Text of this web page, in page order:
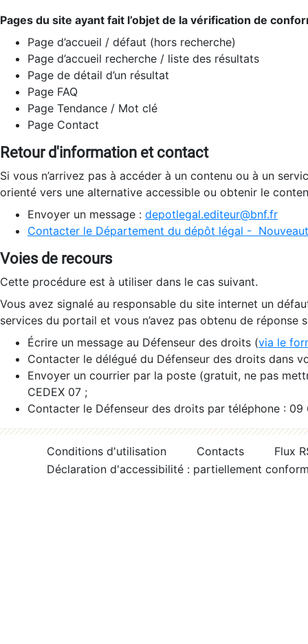
Pages du site ayant fait l’objet de la vérification de
Page d’accueil / défaut (hors recherche)
Page d’accueil recherche / liste des résultats
Page de détail d’un résultat
Page FAQ
Page Tendance / Mot clé
Page Contact
Retour d'information et contact
Si vous n’arrivez pas à accéder à un contenu ou à un
orienté vers une alternative accessible ou obtenir le
Envoyer un message : depotlegal.editeur@bnf.fr
Contacter le Département du dépôt légal -
Voies de recours
Cette procédure est à utiliser dans le cas suivant.
Vous avez signalé au responsable du site internet un
services du portail et vous n’avez pas obtenu de réponse
Écrire un message au Défenseur des droits (via le
Contacter le délégué du Défenseur des droits dans
Envoyer un courrier par la poste (gratuit, ne pas
CEDEX 07 ;
Contacter le Défenseur des droits par téléphone :
Conditions d'utilisation Contacts
Flux
Déclaration d'accessibilité : partiellement